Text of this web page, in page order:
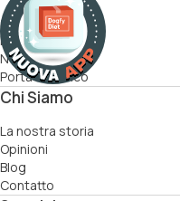
Come funziona
Ricette
Nutrizionisti
Porta un amico
Chi Siamo
La nostra storia
Opinioni
Blog
Contatto